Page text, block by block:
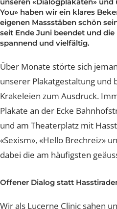
Brustverkleinerung
BreastExpert Brust
BreastCare+ Absicherung
3D-Simulation
Sculptra Body
CelluTreat
Faltenbehandlung Injections
Liquid Facelift
Hyaluron-Filler
Profhilo
Sculptra
Hylase
Laser Technologien
Whatsapp Community
Patientenstories
Lucerne Clinic Hautnah
Celebrities
Blog
haben wir im Mai zum
unseren «Dialogplakaten»
You» haben wir ein klares
eigenen Massstäben schön
seit Ende Juni beendet und
Über Monate störte sich
unserer Plakatgestaltung
Krakeleien zum Ausdruck.
Plakate an der Ecke
und am Theaterplatz mit
«Sexism», «Hello
Offener Dialog statt
Nachsorge und Heilung
Risiken
Preise
Celebrities
Nachsorge und Heilung
Risiken
Preise
Häufige Fragen
Patientenstorys
Celebrities
Nachsorge und Heilung
Risiken
Preise
Nachsorge und Heilung
Risiken
Preise
Patientenstorys
Celebrities
Nachsorge und Heilung
Risiken
Preise
Patientenstorys
Preise
Häufige Fragen